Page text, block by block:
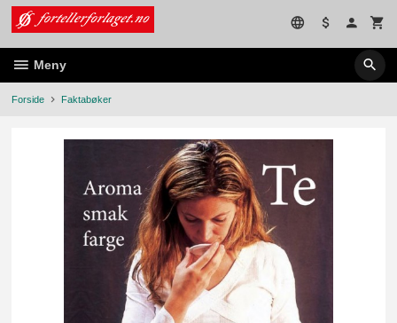
Gå
innholdet
Meny
Forside Faktabøker